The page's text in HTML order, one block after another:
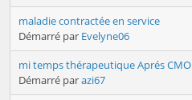
maladie contractée en service
Démarré par Evelyne06
mi temps thérapeutique Aprés CMO
Démarré parazi67